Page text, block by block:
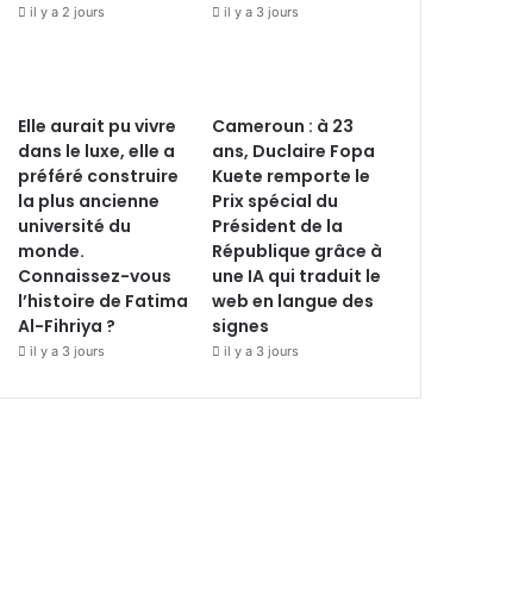
il y a 2 jours il y a 3 jours
Elle aurait pu vivre
dans le luxe, elle a
préféré construire
la plus ancienne
université du
monde.
Connaissez-vous
l’histoire de Fatima
Al-Fihriya ?
il y a 3 jours
Cameroun : à 23
ans, Duclaire Fopa
Kuete remporte le
Prix spécial du
Président de la
République grâce à
une IA qui traduit le
web en langue des
signes
il y a 3 jours